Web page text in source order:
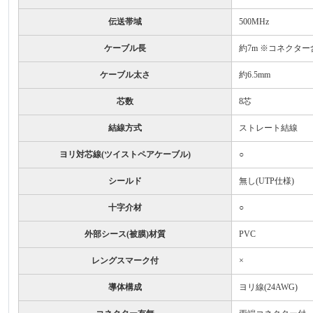
伝送帯域 500MHz
ケーブル長 約7m ※コネクター
ケーブル太さ 約6.5mm
芯数 8芯
結線方式 ストレート結線
ヨリ対芯線(ツイストペアケーブル) ○
シールド 無し(UTP仕様)
十字介材 ○
外部シース(被膜)材質 PVC
レングスマーク付 ×
導体構成 ヨリ線(24AWG)